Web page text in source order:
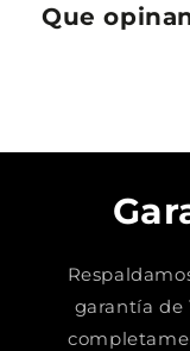
Que
garantía de